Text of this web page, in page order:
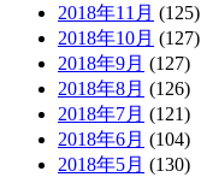
2018年11月 (125)
2018年10月 (127)
2018年9月 (127)
2018年8月 (126)
2018年7月 (121)
2018年6月 (104)
2018年5月 (130)